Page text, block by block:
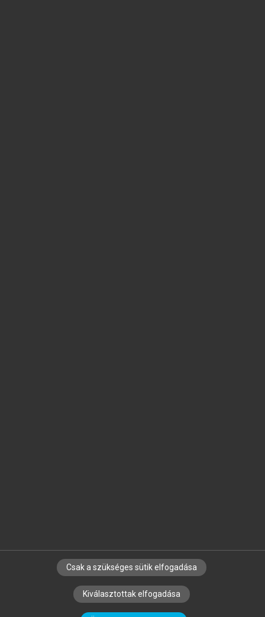
SZERZŐKNEK CÉGEKNEK KÖNYVTÁROSOKNAK
SZERKESZTÉSI ÉS LEKTORÁLÁSI ALAPELVEK
Csak a szükséges sütik elfogadása
Kiválasztottak elfogadása